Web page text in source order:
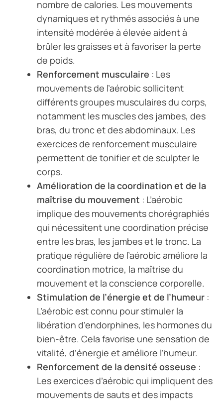
nombre de calories. Les mouvements
dynamiques et rythmés associés à une
intensité modérée à élevée aident à
brûler les graisses et à favoriser la perte
de poids.
Renforcement musculaire : Les
mouvements de l’aérobic sollicitent
différents groupes musculaires du corps,
notamment les muscles des jambes, des
bras, du tronc et des abdominaux. Les
exercices de renforcement musculaire
permettent de tonifier et de sculpter le
corps.
Amélioration de la coordination et de la
maîtrise du mouvement : L’aérobic
implique des mouvements chorégraphiés
qui nécessitent une coordination précise
entre les bras, les jambes et le tronc. La
pratique régulière de l’aérobic améliore la
coordination motrice, la maîtrise du
mouvement et la conscience corporelle.
Stimulation de l’énergie et de l’humeur :
L’aérobic est connu pour stimuler la
libération d’endorphines, les hormones du
bien-être. Cela favorise une sensation de
vitalité, d’énergie et améliore l’humeur.
Renforcement de la densité osseuse :
Les exercices d’aérobic qui impliquent des
mouvements de sauts et des impacts